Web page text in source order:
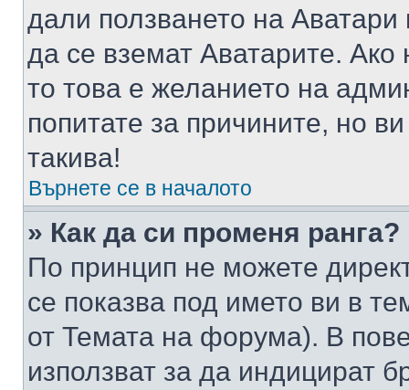
дали ползването на
да се вземат Аватарите.
то това е желанието на
попитате за причините, но
такива!
Върнете се в началото
» Как да си променя ранга?
По принцип не можете
се показва под името ви в
от Темата на форума). В
използват за да индицират